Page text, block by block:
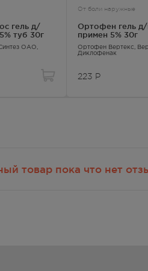
боль
постоянная боль
группа
применяют при
гель д/
туб 30г
Синтез ОАО,
От боли наружные
Ортофен гель
примен 5% 30г
Ортофен Вертекс
,
Диклофенак
223 Р
товар пока что нет